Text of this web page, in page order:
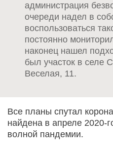
администрация
очереди надел в
воспользоваться
постоянно
наконец нашел
был участок в селе
Веселая, 11.
Все планы спутал
найдена в апреле 2020-
волной пандемии.